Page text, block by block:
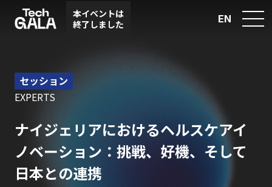
セッション
EXPERTS
ナイジェリアにおけるヘルスケアイ
ノベーション：挑戦、好機、そして
日本との連携
本イベントは
終了しました
EN